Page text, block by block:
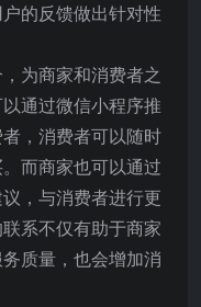
的反馈做出针对性
为商家和消费者之
通过微信小程序推
，消费者可以随时
而商家也可以通过
，与消费者进行更
系不仅有助于商家
质量，也会增加消